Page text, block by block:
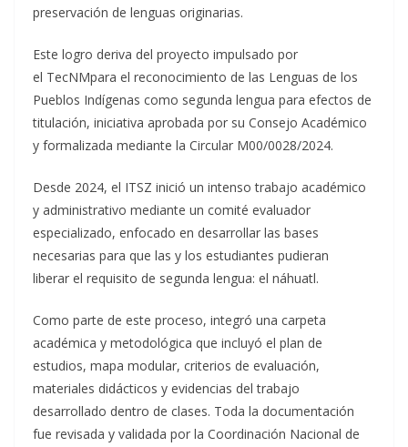
preservación de lenguas originarias.
Este logro deriva del proyecto impulsado por
el TecNMpara el reconocimiento de las Lenguas de los
Pueblos Indígenas como segunda lengua para efectos de
titulación, iniciativa aprobada por su Consejo Académico
y formalizada mediante la Circular M00/0028/2024.
Desde 2024, el ITSZ inició un intenso trabajo académico
y administrativo mediante un comité evaluador
especializado, enfocado en desarrollar las bases
necesarias para que las y los estudiantes pudieran
liberar el requisito de segunda lengua: el náhuatl.
Como parte de este proceso, integró una carpeta
académica y metodológica que incluyó el plan de
estudios, mapa modular, criterios de evaluación,
materiales didácticos y evidencias del trabajo
desarrollado dentro de clases. Toda la documentación
fue revisada y validada por la Coordinación Nacional de